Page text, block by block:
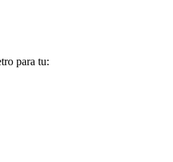
para tu: